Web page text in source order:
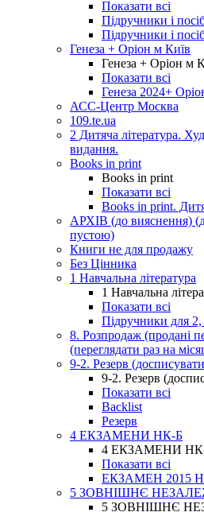
Показати всі
Підручники і
Підручники і
Генеза + Оріон м Київ
Генеза + Оріон м
Показати всі
Генеза 2024+
АСС-Центр Москва
109.te.ua
2 Дитяча література.
видання.
Books in print
Books in print
Показати всі
Books in print.
АРХІВ (до вияснення)
пустою)
Книги не для продажу
Без Цінника
1 Навчальна література
1 Навчальна
Показати всі
Підручники для 2,
8. Розпродаж (продані
(переглядати раз на
9-2. Резерв
9-2. Резерв
Показати всі
Backlist
Резерв
4 ЕКЗАМЕНИ НК-Б
4 ЕКЗАМЕНИ
Показати всі
ЕКЗАМЕН 2015
5 ЗОВНІШНЄ
5 ЗОВНІШНЄ